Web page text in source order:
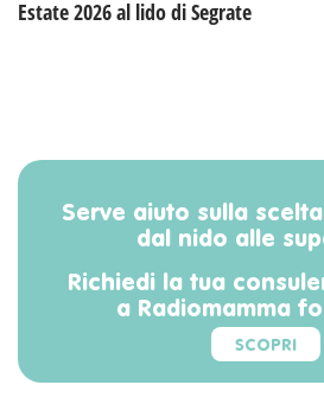
Estate 2026 al lido di Segrate
Serve aiuto sulla
dal nido alle
Richiedi la tua
a Radiomamma
SCOPRI